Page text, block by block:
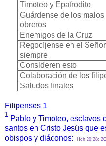
Timoteo y Epafrodito
Guárdense de los malos
obreros
Enemigos de la Cruz
Regocíjense en el Señor
siempre
Consideren esto
Colaboración de los
Saludos finales
Filipenses 1
1 Pablo y Timoteo, esclavos
santos en Cristo Jesús que
obispos y diáconos:
Hch 20:28;